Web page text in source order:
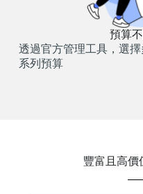
預算
透過官方管理工具，選
系列預算
豐富且高價